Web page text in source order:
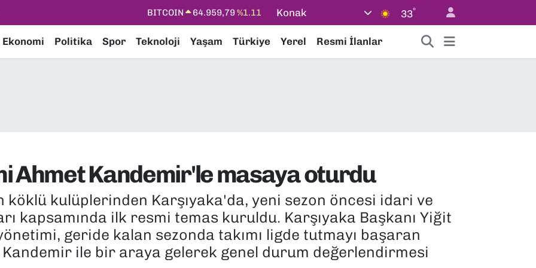
DOLAR 47,7436%0.18
STERLİN
64,4811%0.38
Konak 33°
Ekonomi Politika Spor Teknoloji Yaşam Türkiye Yerel Resmi İlanlar
Ahmet Kandemir'le masaya oturdu
köklü kulüplerinden Karşıyaka'da, yeni sezon öncesi idari ve
kapsamında ilk resmi temas kuruldu. Karşıyaka Başkanı Yiğit
geride kalan sezonda takımı ligde tutmayı başaran
ile bir araya gelerek genel durum değerlendirmesi